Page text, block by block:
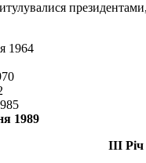
1964
1989
III Річ